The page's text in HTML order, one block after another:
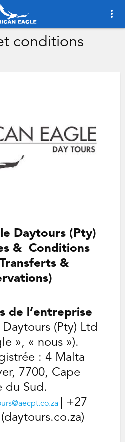
more_vert
conditions
Daytours (Pty)
& Conditions
&
de l’entreprise
(Pty) Ltd
», « nous »).
: 4 Malta
7700, Cape
du Sud.
| +27